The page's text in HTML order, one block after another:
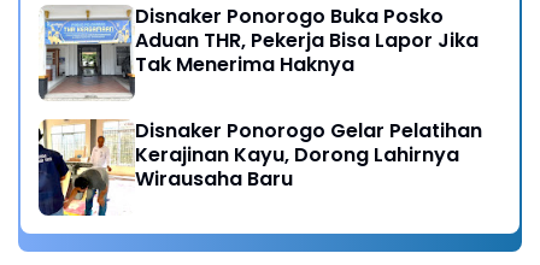
Disnaker Ponorogo Buka Posko
Aduan THR, Pekerja Bisa Lapor Jika
Tak Menerima Haknya
Disnaker Ponorogo Gelar Pelatihan
Kerajinan Kayu, Dorong Lahirnya
Wirausaha Baru